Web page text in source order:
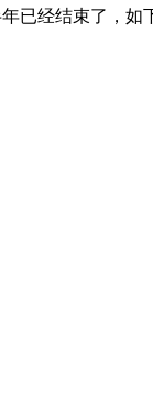
已经结束了，如